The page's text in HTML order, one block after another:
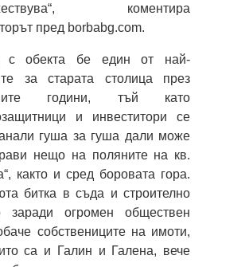
коментира
пред borbabg.com.
с обекта бе един от най-
за старата столица през
години, тъй като
и инвеститори се
гуша за гуша дали може
нещо на поляните на кв.
както и сред боровата гора.
битка в съда и строително
заради огромен обществен
собствениците на имоти,
са и Галин и Галена, вече